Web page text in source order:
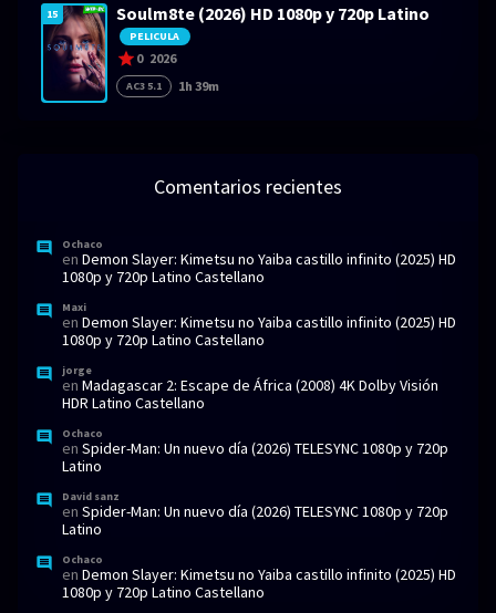
15 Soulm8te (2026) HD 1080p y 720p Latino
PELICULA
0 2026
AC3 5.1 1h 39m
Comentarios recientes
Ochaco
en Demon Slayer: Kimetsu no Yaiba castillo infinito (2025) HD
1080p y 720p Latino Castellano
Maxi
en Demon Slayer: Kimetsu no Yaiba castillo infinito (2025) HD
1080p y 720p Latino Castellano
jorge
en Madagascar 2: Escape de África (2008) 4K Dolby Visión
HDR Latino Castellano
Ochaco
en Spider-Man: Un nuevo día (2026) TELESYNC 1080p y 720p
Latino
David sanz
en Spider-Man: Un nuevo día (2026) TELESYNC 1080p y 720p
Latino
Ochaco
en Demon Slayer: Kimetsu no Yaiba castillo infinito (2025) HD
1080p y 720p Latino Castellano